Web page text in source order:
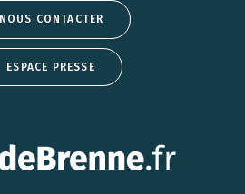
NOUS CONTACTER
ESPACE PRESSE